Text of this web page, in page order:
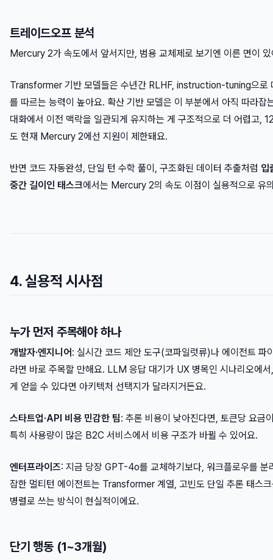
트레이드오프 분석
Mercury 2가 속도에서 앞서지만, 범용 교체제로 보기엔 이른 면이
Transformer 기반 모델들은 수년간 RLHF, instruction-tuning으로
를 따르는 능력이 높아요. 확산 기반 모델은 이 부분에서 아직 따라잡
대화에서 이전 맥락을 일관되게 유지하는 게 구조적으로 더 어렵고,
도 현재 Mercury 2에선 지원이 제한돼요.
반면 코드 자동완성, 단일 턴 수학 풀이, 구조화된 데이터 추출처럼 입
중간 길이인 태스크에서는 Mercury 2의 속도 이점이 실용적으로 유
4. 실용적 시사점
누가 먼저 주목해야 하나
개발자·엔지니어 : 실시간 코드 제안 도구(코파일럿류)나 에이전트 파
라면 바로 주목할 만해요. LLM 응답 대기가 UX 병목인 시나리오에
게 얻을 수 있다면 아키텍처 선택지가 달라지거든요.
스타트업·API 비용 민감한 팀: 추론 비용이 낮아진다면, 토큰당 요금
특히 사용량이 많은 B2C 서비스에서 비용 구조가 바뀔 수 있어요.
엔터프라이즈: 지금 당장 GPT-4o를 교체하기보다, 워크플로우를 분
잡한 멀티턴 에이전트는 Transformer 계열, 고빈도 단일 추론 태
병렬로 쓰는 방식이 현실적이에요.
단기 행동 (1~3개월)